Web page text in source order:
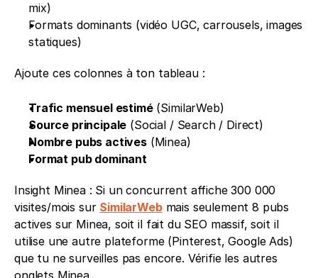
mix)
Formats dominants (vidéo UGC, carrousels, images
statiques)
Ajoute ces colonnes à ton tableau :
Trafic mensuel estimé (SimilarWeb)
Source principale (Social / Search / Direct)
Nombre pubs actives (Minea)
Format pub dominant
Insight Minea : Si un concurrent affiche 300 000
visites/mois sur SimilarWeb mais seulement 8 pubs
actives sur Minea, soit il fait du SEO massif, soit il
utilise une autre plateforme (Pinterest, Google Ads)
que tu ne surveilles pas encore. Vérifie les autres